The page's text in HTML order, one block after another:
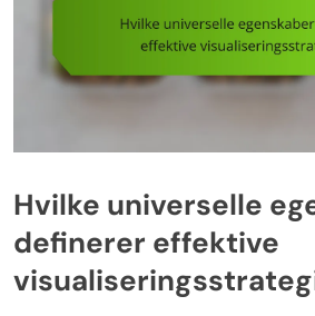
Hvilke universelle
definerer effektive